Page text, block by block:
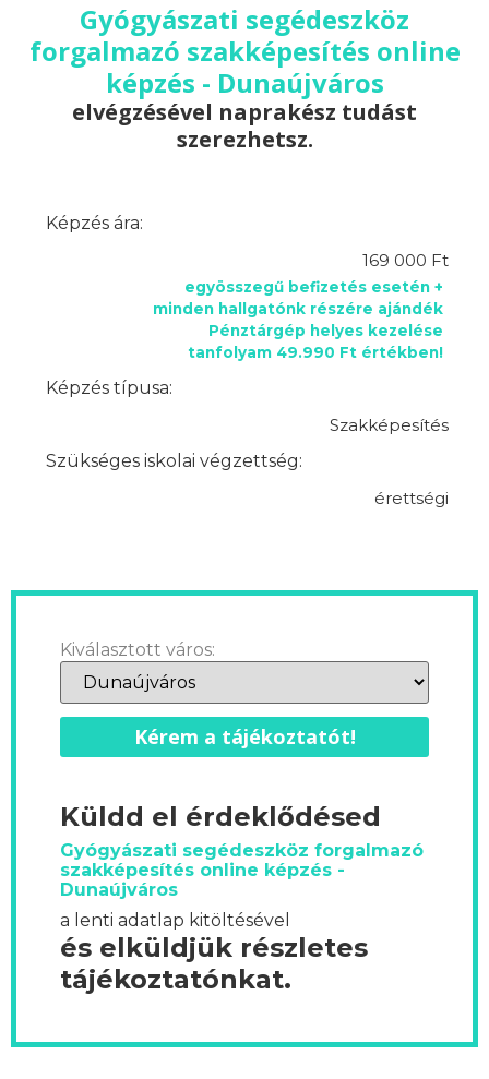
Gyógyászati segédeszköz
forgalmazó szakképesítés online
képzés - Dunaújváros
elvégzésével naprakész tudást
szerezhetsz.
Képzés ára:
169 000 Ft
egyösszegű befizetés esetén +
minden hallgatónk részére ajándék
Pénztárgép helyes kezelése
tanfolyam 49.990 Ft értékben!
Képzés típusa:
Szakképesítés
Szükséges iskolai végzettség:
érettségi
Kiválasztott város:
Kérem a tájékoztatót!
Küldd el érdeklődésed
Gyógyászati segédeszköz forgalmazó
szakképesítés online képzés -
Dunaújváros
a lenti adatlap kitöltésével
és elküldjük részletes
tájékoztatónkat.